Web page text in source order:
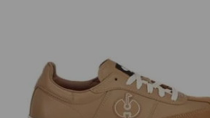
S1 Veiligheidsschoenen e.s. Brooklyn
low